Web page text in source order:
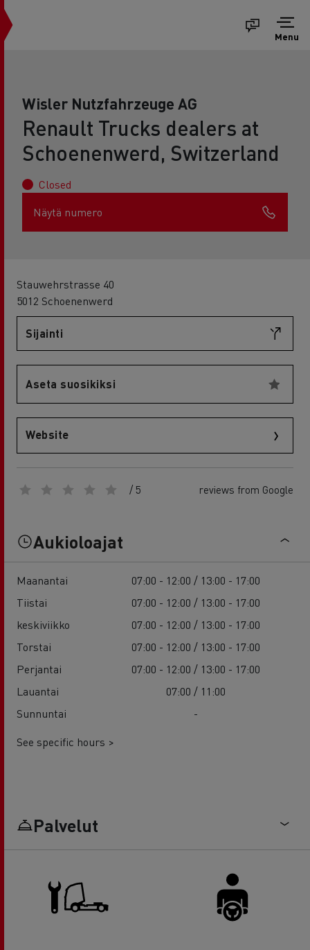
Menu
Wisler Nutzfahrzeuge AG
Renault Trucks dealers at
Schoenenwerd, Switzerland
Closed
Näytä numero
Stauwehrstrasse 40
5012 Schoenenwerd
Sijainti
Aseta suosikiksi
Website
/ 5 reviews from Google
Aukioloajat
Maanantai
07:00 - 12:00 / 13:00 - 17:00
Tiistai
07:00 - 12:00 / 13:00 - 17:00
keskiviikko
07:00 - 12:00 / 13:00 - 17:00
Torstai
07:00 - 12:00 / 13:00 - 17:00
Perjantai
07:00 - 12:00 / 13:00 - 17:00
Lauantai
07:00 / 11:00
Sunnuntai
-
See specific hours >
Palvelut